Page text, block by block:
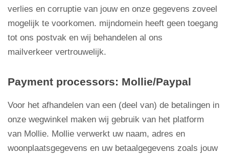
verlies en corruptie van jouw en onze gegevens zoveel
mogelijk te voorkomen. mijndomein heeft geen toegang
tot ons postvak en wij behandelen al ons
mailverkeer vertrouwelijk.
Payment processors: Mollie/Paypal
Voor het afhandelen van een (deel van) de betalingen in
onze wegwinkel maken wij gebruik van het platform
van Mollie. Mollie verwerkt uw naam, adres en
woonplaatsgegevens en uw betaalgegevens zoals jouw